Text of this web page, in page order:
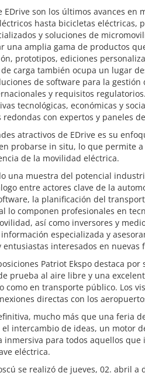
EDrive son los últimos avances
hasta bicicletas eléctricas,
y soluciones de
una amplia gama de productos
prototipos, ediciones
carga también ocupa un lugar
de software para la gestión
y requisitos
tecnológicas, económicas y
redondas con expertos y paneles
atractivos de EDrive es su
probarse in situ, lo que permite
de la movilidad eléctrica.
una muestra del potencial
entre actores clave de la
la planificación del
lo componen profesionales en
así como inversores y
especializada y
entusiastas interesados en nuevas
Patriot Ekspo destaca
prueba al aire libre y una
como en transporte público. Los
directas con los
mucho más que una feria
intercambio de ideas, un motor
inmersiva para todos aquellos
eléctrica.
se realizó de jueves, 02. abril a